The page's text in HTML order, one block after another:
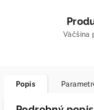
Väčšina
Popis